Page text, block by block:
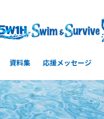
資料集 応援メッセージ